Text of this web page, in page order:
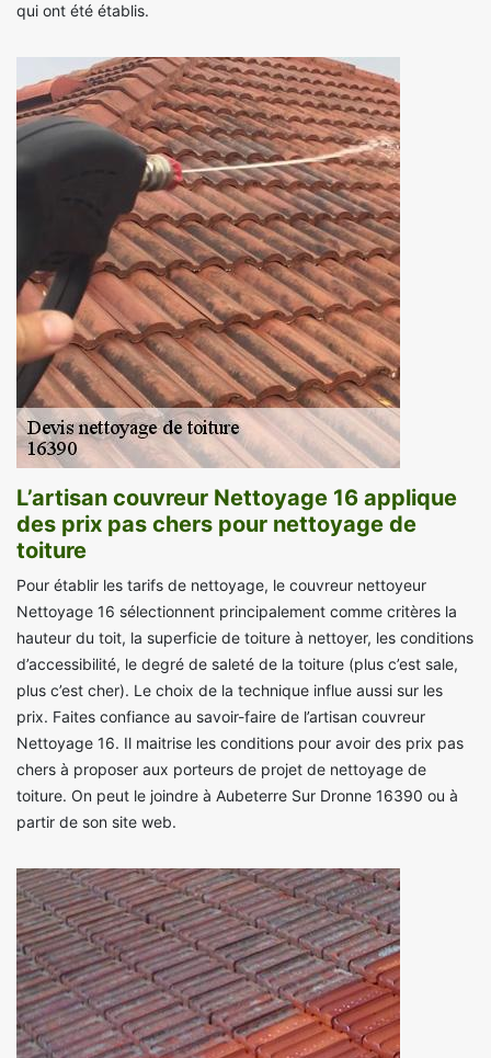
qui ont été établis.
L’artisan couvreur Nettoyage 16 applique
des prix pas chers pour nettoyage de
toiture
Pour établir les tarifs de nettoyage, le couvreur nettoyeur
Nettoyage 16 sélectionnent principalement comme critères la
hauteur du toit, la superficie de toiture à nettoyer, les conditions
d’accessibilité, le degré de saleté de la toiture (plus c’est sale,
plus c’est cher). Le choix de la technique influe aussi sur les
prix. Faites confiance au savoir-faire de l’artisan couvreur
Nettoyage 16. Il maitrise les conditions pour avoir des prix pas
chers à proposer aux porteurs de projet de nettoyage de
toiture. On peut le joindre à Aubeterre Sur Dronne 16390 ou à
partir de son site web.